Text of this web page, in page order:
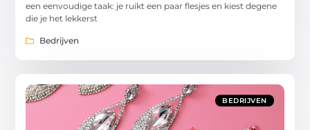
een eenvoudige taak: je ruikt een paar flesjes en kiest degene
die je het lekkerst
Bedrijven
BEDRIJVEN